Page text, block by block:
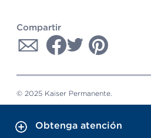
Compartir
© 2025 Kaiser Permanente.
Obtenga atención